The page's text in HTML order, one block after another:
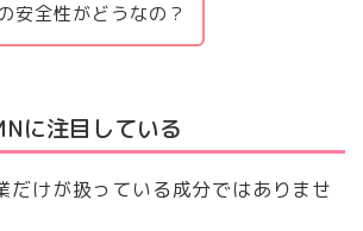
安全性がどうなの？
に注目している
だけが扱っている成分ではありませ